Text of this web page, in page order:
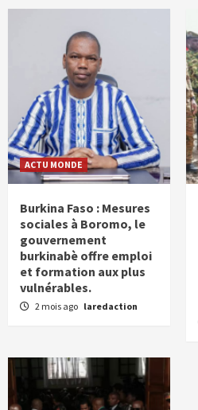
ACTU MONDE
Burkina Faso : Mesures
sociales à Boromo, le
gouvernement
burkinabè offre emploi
et formation aux plus
vulnérables.
2 mois ago laredaction